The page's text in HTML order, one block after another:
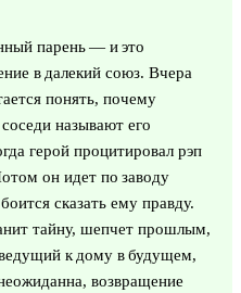
парень — и это
в далекий союз. Вчера
понять, почему
называют его
герой процитировал рэп
он идет по заводу
сказать ему правду.
тайну, шепчет прошлым,
к дому в будущем,
возвращение